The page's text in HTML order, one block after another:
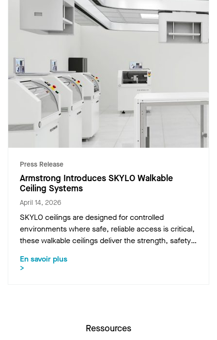
Press Release
Armstrong Introduces SKYLO Walkable
Ceiling Systems
April 14, 2026
SKYLO ceilings are designed for controlled
environments where safe, reliable access is critical,
these walkable ceilings deliver the strength, safety,
and operations.
En savoir plus
>
Ressources